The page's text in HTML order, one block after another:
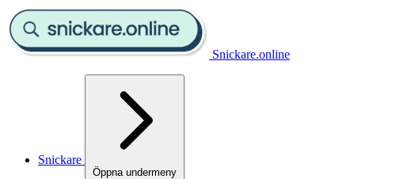
Snickare.online
Snickare
Öppna undermeny